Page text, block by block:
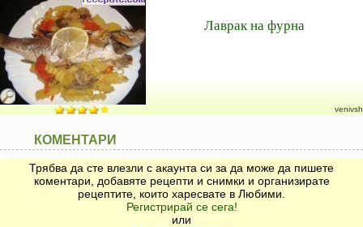
Лаврак на фурна
venivsh
КОМЕНТАРИ
Трябва да сте влезли с акаунта си за да може да пишете
коментари, добавяте рецепти и снимки и организирате
рецептите, които харесвате в Любими.
Регистрирай се сега!
или